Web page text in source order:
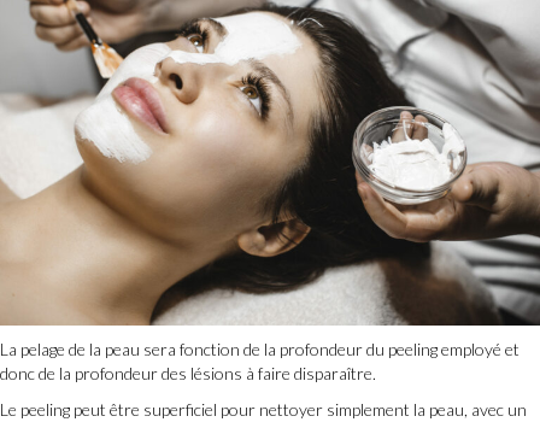
La pelage de la peau sera fonction de la profondeur du peeling employé et
donc de la profondeur des lésions à faire disparaître.
Le peeling peut être superficiel pour nettoyer simplement la peau, avec un